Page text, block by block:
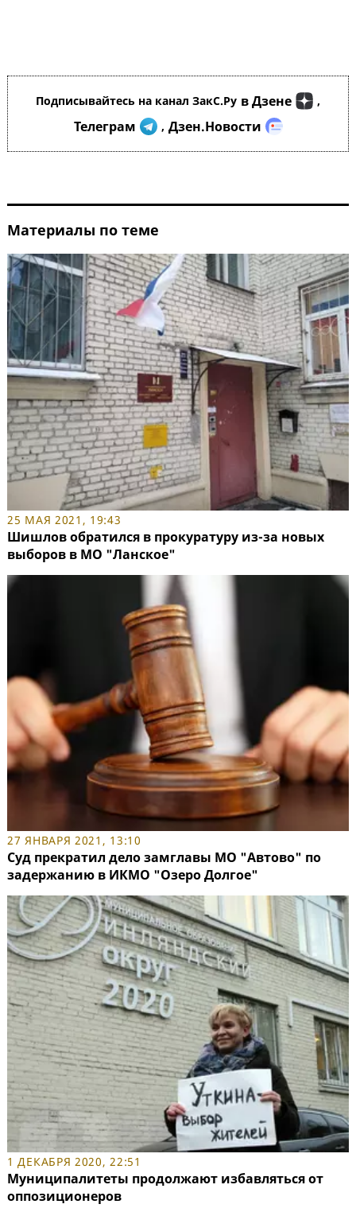
Подписывайтесь на канал ЗакС.Ру в Дзене ,
Телеграм , Дзен.Новости
Материалы по теме
25 МАЯ 2021, 19:43
Шишлов обратился в прокуратуру из-за новых
выборов в МО "Ланское"
27 ЯНВАРЯ 2021, 13:10
Суд прекратил дело замглавы МО "Автово" по
задержанию в ИКМО "Озеро Долгое"
1 ДЕКАБРЯ 2020, 22:51
Муниципалитеты продолжают избавляться от
оппозиционеров